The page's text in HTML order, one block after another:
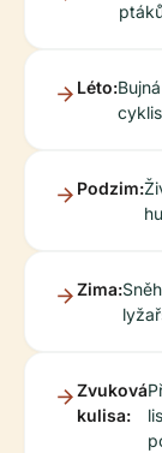
Léto:
Podzim:
Zima:
Zvuková
kulisa: